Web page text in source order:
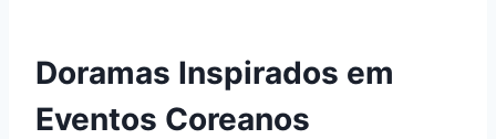
Doramas Inspirados em
Eventos Coreanos